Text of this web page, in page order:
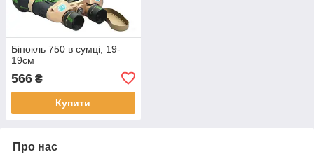
Бінокль 750 в сумці, 19-
19см
566 ₴
Купити
Про нас